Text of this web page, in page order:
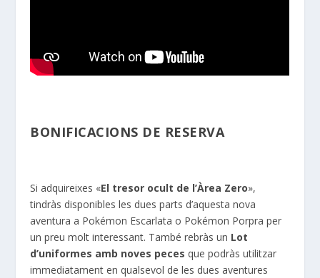
BONIFICACIONS DE RESERVA
Si adquireixes «El tresor ocult de l’Àrea Zero»,
tindràs disponibles les dues parts d’aquesta nova
aventura a Pokémon Escarlata o Pokémon Porpra per
un preu molt interessant. També rebràs un Lot
d’uniformes amb noves peces que podràs utilitzar
immediatament en qualsevol de les dues aventures